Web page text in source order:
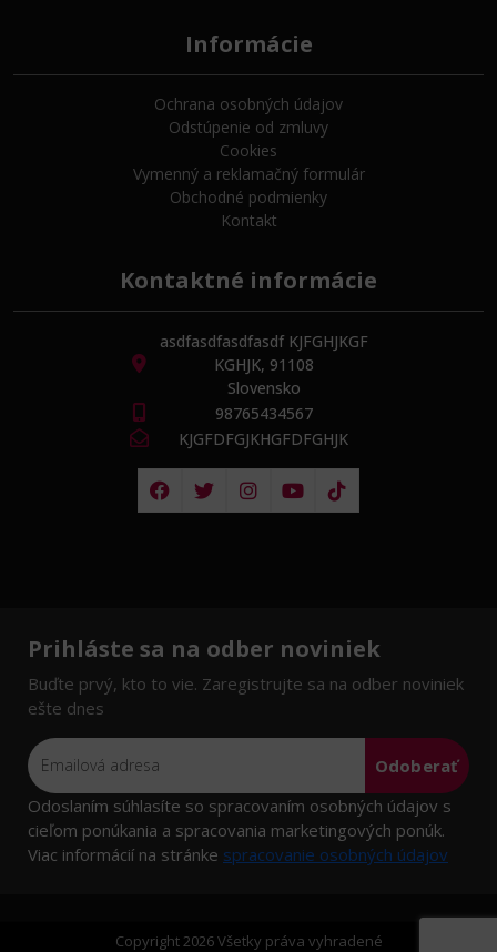
Informácie
Ochrana osobných údajov
Odstúpenie od zmluvy
Cookies
Vymenný a reklamačný formulár
Obchodné podmienky
Kontakt
Kontaktné informácie
asdfasdfasdfasdf KJFGHJKGF
KGHJK, 91108
Slovensko
98765434567
KJGFDFGJKHGFDFGHJK
Prihláste sa na odber noviniek
Buďte prvý, kto to vie. Zaregistrujte sa na odber noviniek
ešte dnes
Odoberať
Odoslaním súhlasíte so spracovaním osobných údajov s
cieľom ponúkania a spracovania marketingových ponúk.
Viac informácií na stránke spracovanie osobných údajov
Copyright 2026 Všetky práva vyhradené